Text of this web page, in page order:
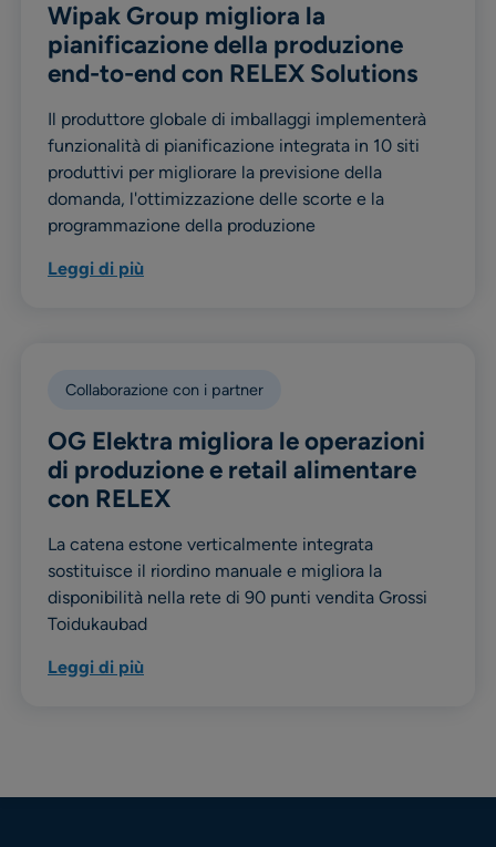
Wipak Group migliora la
pianificazione della produzione
end-to-end con RELEX Solutions
Il produttore globale di imballaggi implementerà
funzionalità di pianificazione integrata in 10 siti
produttivi per migliorare la previsione della
domanda, l'ottimizzazione delle scorte e la
programmazione della produzione
Leggi di più
Collaborazione con i partner
OG Elektra migliora le operazioni
di produzione e retail alimentare
con RELEX
La catena estone verticalmente integrata
sostituisce il riordino manuale e migliora la
disponibilità nella rete di 90 punti vendita Grossi
Toidukaubad
Leggi di più